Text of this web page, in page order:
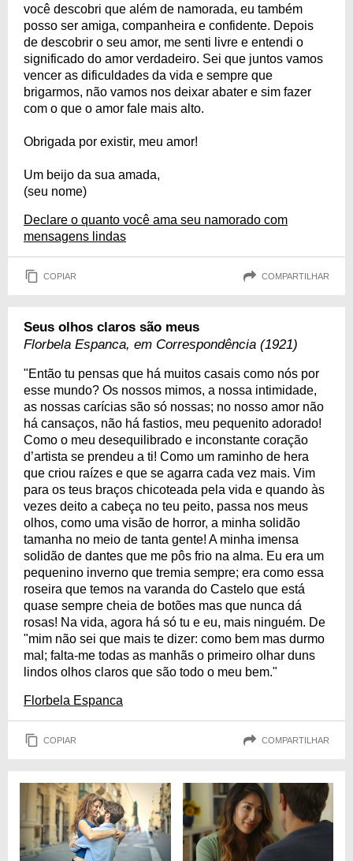
você descobri que além de namorada, eu também
posso ser amiga, companheira e confidente. Depois
de descobrir o seu amor, me senti livre e entendi o
significado do amor verdadeiro. Sei que juntos vamos
vencer as dificuldades da vida e sempre que
brigarmos, não vamos nos deixar abater e sim fazer
com o que o amor fale mais alto.
Obrigada por existir, meu amor!
Um beijo da sua amada,
(seu nome)
Declare o quanto você ama seu namorado com
mensagens lindas
COPIAR COMPARTILHAR
Seus olhos claros são meus
Florbela Espanca, em Correspondência (1921)
"Então tu pensas que há muitos casais como nós por
esse mundo? Os nossos mimos, a nossa intimidade,
as nossas carícias são só nossas; no nosso amor não
há cansaços, não há fastios, meu pequenito adorado!
Como o meu desequilibrado e inconstante coração
d’artista se prendeu a ti! Como um raminho de hera
que criou raízes e que se agarra cada vez mais. Vim
para os teus braços chicoteada pela vida e quando às
vezes deito a cabeça no teu peito, passa nos meus
olhos, como uma visão de horror, a minha solidão
tamanha no meio de tanta gente! A minha imensa
solidão de dantes que me pôs frio na alma. Eu era um
pequenino inverno que tremia sempre; era como essa
roseira que temos na varanda do Castelo que está
quase sempre cheia de botões mas que nunca dá
rosas! Na vida, agora há só tu e eu, mais ninguém. De
"mim não sei que mais te dizer: como bem mas durmo
mal; falta-me todas as manhãs o primeiro olhar duns
lindos olhos claros que são todo o meu bem."
Florbela Espanca
COPIAR COMPARTILHAR